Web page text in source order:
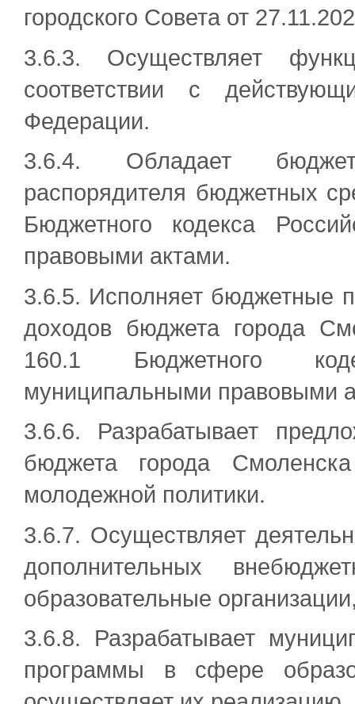
городского Совета от
3.6.3. Осуществляет
соответствии с
Федерации.
3.6.4. Обладает
распорядителя бюджетных
Бюджетного кодекса
правовыми актами.
3.6.5. Исполняет бюджетные
доходов бюджета города
160.1 Бюджетного
муниципальными правовыми
3.6.6. Разрабатывает
бюджета города
молодежной политики.
3.6.7. Осуществляет
дополнительных
образовательные
3.6.8. Разрабатывает
программы в сфере